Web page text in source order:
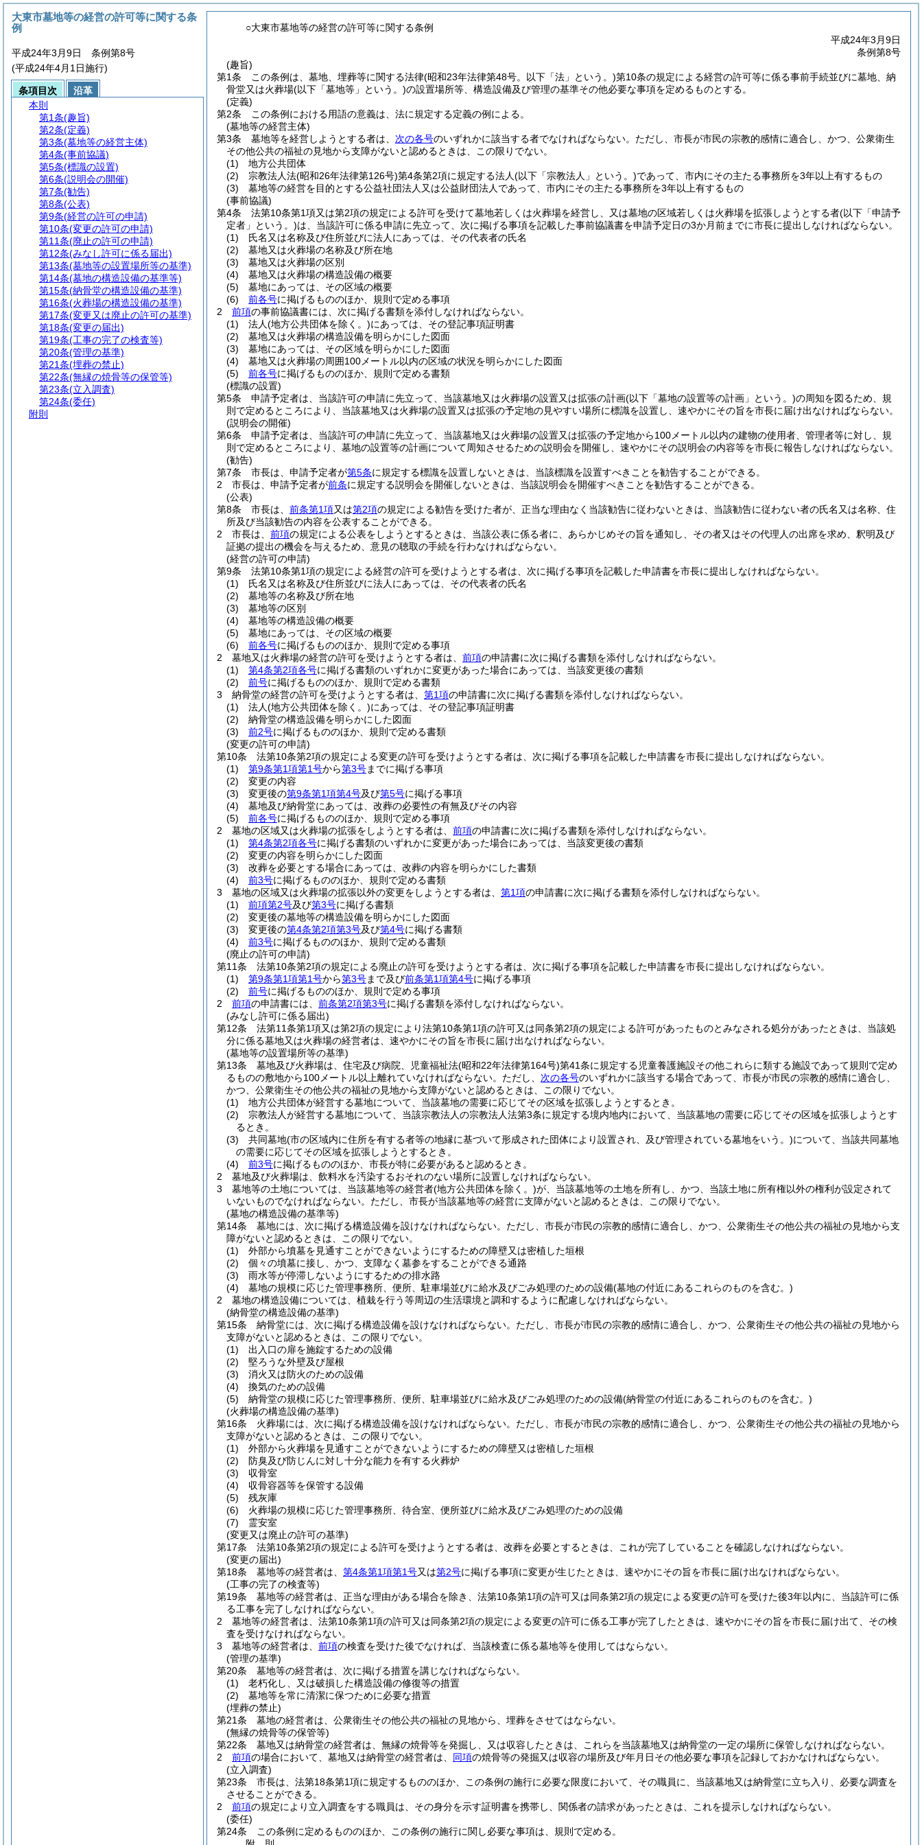
○大東市墓地等の経営の許可等に関する条例
平成24年3月9日
条例第8号
(趣旨)
第1条
この条例は、墓地、埋葬等に関する法律(昭和23年法律第48号。以下「法」という。)第10条の規定による経営の許可等に係る事前手続並びに墓地、納
骨堂又は火葬場(以下「墓地等」という。)の設置場所等、構造設備及び管理の基準その他必要な事項を定めるものとする。
(定義)
第2条
この条例における用語の意義は、法に規定する定義の例による。
(墓地等の経営主体)
第3条
墓地等を経営しようとする者は、 次の各号のいずれかに該当する者でなければならない。 ただし、市長が市民の宗教的感情に適合し、かつ、公衆衛生
その他公共の福祉の見地から支障がないと認めるときは、この限りでない。
(1)
地方公共団体
(2)
宗教法人法(昭和26年法律第126号)第4条第2項に規定する法人(以下「宗教法人」という。)であって、市内にその主たる事務所を3年以上有するもの
(3)
墓地等の経営を目的とする公益社団法人又は公益財団法人であって、市内にその主たる事務所を3年以上有するもの
(事前協議)
第4条
法第10条第1項又は第2項の規定による許可を受けて墓地若しくは火葬場を経営し、又は墓地の区域若しくは火葬場を拡張しようとする者(以下「申請予
定者」という。)は、当該許可に係る申請に先立って、次に掲げる事項を記載した事前協議書を申請予定日の3か月前までに市長に提出しなければならない。
(1)
氏名又は名称及び住所並びに法人にあっては、その代表者の氏名
(2)
墓地又は火葬場の名称及び所在地
(3)
墓地又は火葬場の区別
(4)
墓地又は火葬場の構造設備の概要
(5)
墓地にあっては、その区域の概要
(6)
前各号に掲げるもののほか、規則で定める事項
2
前項の事前協議書には、次に掲げる書類を添付しなければならない。
(1)
法人(地方公共団体を除く。)にあっては、その登記事項証明書
(2)
墓地又は火葬場の構造設備を明らかにした図面
(3)
墓地にあっては、その区域を明らかにした図面
(4)
墓地又は火葬場の周囲100メートル以内の区域の状況を明らかにした図面
(5)
前各号に掲げるもののほか、規則で定める書類
(標識の設置)
第5条
申請予定者は、当該許可の申請に先立って、当該墓地又は火葬場の設置又は拡張の計画(以下「墓地の設置等の計画」という。)の周知を図るため、規
則で定めるところにより、当該墓地又は火葬場の設置又は拡張の予定地の見やすい場所に標識を設置し、速やかにその旨を市長に届け出なければならない。
(説明会の開催)
第6条
申請予定者は、当該許可の申請に先立って、当該墓地又は火葬場の設置又は拡張の予定地から100メートル以内の建物の使用者、管理者等に対し、規
則で定めるところにより、墓地の設置等の計画について周知させるための説明会を開催し、速やかにその説明会の内容等を市長に報告しなければならない。
(勧告)
第7条
市長は、申請予定者が第5条に規定する標識を設置しないときは、当該標識を設置すべきことを勧告することができる。
2
市長は、申請予定者が前条に規定する説明会を開催しないときは、当該説明会を開催すべきことを勧告することができる。
(公表)
第8条
市長は、 前条第1項又は第2項の規定による勧告を受けた者が、正当な理由なく当該勧告に従わないときは、当該勧告に従わない者の氏名又は名称、住
所及び当該勧告の内容を公表することができる。
2
市長は、 前項の規定による公表をしようとするときは、当該公表に係る者に、あらかじめその旨を通知し、その者又はその代理人の出席を求め、釈明及び
証拠の提出の機会を与えるため、意見の聴取の手続を行わなければならない。
(経営の許可の申請)
第9条
法第10条第1項の規定による経営の許可を受けようとする者は、次に掲げる事項を記載した申請書を市長に提出しなければならない。
(1)
氏名又は名称及び住所並びに法人にあっては、その代表者の氏名
(2)
墓地等の名称及び所在地
(3)
墓地等の区別
(4)
墓地等の構造設備の概要
(5)
墓地にあっては、その区域の概要
(6)
前各号に掲げるもののほか、規則で定める事項
2
墓地又は火葬場の経営の許可を受けようとする者は、 前項の申請書に次に掲げる書類を添付しなければならない。
(1)
第4条第2項各号に掲げる書類のいずれかに変更があった場合にあっては、当該変更後の書類
(2)
前号に掲げるもののほか、規則で定める書類
3
納骨堂の経営の許可を受けようとする者は、 第1項の申請書に次に掲げる書類を添付しなければならない。
(1)
法人(地方公共団体を除く。)にあっては、その登記事項証明書
(2)
納骨堂の構造設備を明らかにした図面
(3)
前2号に掲げるもののほか、規則で定める書類
(変更の許可の申請)
第10条
法第10条第2項の規定による変更の許可を受けようとする者は、次に掲げる事項を記載した申請書を市長に提出しなければならない。
(1)
第9条第1項第1号から第3号までに掲げる事項
(2)
変更の内容
(3)
変更後の第9条第1項第4号及び第5号に掲げる事項
(4)
墓地及び納骨堂にあっては、改葬の必要性の有無及びその内容
(5)
前各号に掲げるもののほか、規則で定める事項
2
墓地の区域又は火葬場の拡張をしようとする者は、 前項の申請書に次に掲げる書類を添付しなければならない。
(1)
第4条第2項各号に掲げる書類のいずれかに変更があった場合にあっては、当該変更後の書類
(2)
変更の内容を明らかにした図面
(3)
改葬を必要とする場合にあっては、改葬の内容を明らかにした書類
(4)
前3号に掲げるもののほか、規則で定める書類
3
墓地の区域又は火葬場の拡張以外の変更をしようとする者は、 第1項の申請書に次に掲げる書類を添付しなければならない。
(1)
前項第2号及び第3号に掲げる書類
(2)
変更後の墓地等の構造設備を明らかにした図面
(3)
変更後の第4条第2項第3号及び第4号に掲げる書類
(4)
前3号に掲げるもののほか、規則で定める書類
(廃止の許可の申請)
第11条
法第10条第2項の規定による廃止の許可を受けようとする者は、次に掲げる事項を記載した申請書を市長に提出しなければならない。
(1)
第9条第1項第1号から第3号まで及び前条第1項第4号に掲げる事項
(2)
前号に掲げるもののほか、規則で定める事項
2
前項の申請書には、 前条第2項第3号に掲げる書類を添付しなければならない。
(みなし許可に係る届出)
第12条
法第11条第1項又は第2項の規定により法第10条第1項の許可又は同条第2項の規定による許可があったものとみなされる処分があったときは、当該処
分に係る墓地又は火葬場の経営者は、速やかにその旨を市長に届け出なければならない。
(墓地等の設置場所等の基準)
第13条
墓地及び火葬場は、住宅及び病院、児童福祉法(昭和22年法律第164号)第41条に規定する児童養護施設その他これらに類する施設であって規則で定め
るものの敷地から100メートル以上離れていなければならない。 ただし、 次の各号のいずれかに該当する場合であって、市長が市民の宗教的感情に適合し、
かつ、公衆衛生その他公共の福祉の見地から支障がないと認めるときは、この限りでない。
(1)
地方公共団体が経営する墓地について、当該墓地の需要に応じてその区域を拡張しようとするとき。
(2)
宗教法人が経営する墓地について、当該宗教法人の宗教法人法第3条に規定する境内地内において、当該墓地の需要に応じてその区域を拡張しようとす
るとき。
(3)
共同墓地(市の区域内に住所を有する者等の地縁に基づいて形成された団体により設置され、及び管理されている墓地をいう。)について、当該共同墓地
の需要に応じてその区域を拡張しようとするとき。
(4)
前3号に掲げるもののほか、市長が特に必要があると認めるとき。
2
墓地及び火葬場は、飲料水を汚染するおそれのない場所に設置しなければならない。
3
墓地等の土地については、当該墓地等の経営者(地方公共団体を除く。)が、当該墓地等の土地を所有し、かつ、当該土地に所有権以外の権利が設定されて
いないものでなければならない。 ただし、市長が当該墓地等の経営に支障がないと認めるときは、この限りでない。
(墓地の構造設備の基準等)
第14条
墓地には、次に掲げる構造設備を設けなければならない。 ただし、市長が市民の宗教的感情に適合し、かつ、公衆衛生その他公共の福祉の見地から支
障がないと認めるときは、この限りでない。
(1)
外部から墳墓を見通すことができないようにするための障壁又は密植した垣根
(2)
個々の墳墓に接し、かつ、支障なく墓参をすることができる通路
(3)
雨水等が停滞しないようにするための排水路
(4)
墓地の規模に応じた管理事務所、便所、駐車場並びに給水及びごみ処理のための設備(墓地の付近にあるこれらのものを含む。)
2
墓地の構造設備については、植栽を行う等周辺の生活環境と調和するように配慮しなければならない。
(納骨堂の構造設備の基準)
第15条
納骨堂には、次に掲げる構造設備を設けなければならない。 ただし、市長が市民の宗教的感情に適合し、かつ、公衆衛生その他公共の福祉の見地から
支障がないと認めるときは、この限りでない。
(1)
出入口の扉を施錠するための設備
(2)
堅ろうな外壁及び屋根
(3)
消火又は防火のための設備
(4)
換気のための設備
(5)
納骨堂の規模に応じた管理事務所、便所、駐車場並びに給水及びごみ処理のための設備(納骨堂の付近にあるこれらのものを含む。)
(火葬場の構造設備の基準)
第16条
火葬場には、次に掲げる構造設備を設けなければならない。 ただし、市長が市民の宗教的感情に適合し、かつ、公衆衛生その他公共の福祉の見地から
支障がないと認めるときは、この限りでない。
(1)
外部から火葬場を見通すことができないようにするための障壁又は密植した垣根
(2)
防臭及び防じんに対し十分な能力を有する火葬炉
(3)
収骨室
(4)
収骨容器等を保管する設備
(5)
残灰庫
(6)
火葬場の規模に応じた管理事務所、待合室、便所並びに給水及びごみ処理のための設備
(7)
霊安室
(変更又は廃止の許可の基準)
第17条
法第10条第2項の規定による許可を受けようとする者は、改葬を必要とするときは、これが完了していることを確認しなければならない。
(変更の届出)
第18条
墓地等の経営者は、 第4条第1項第1号又は第2号に掲げる事項に変更が生じたときは、速やかにその旨を市長に届け出なければならない。
(工事の完了の検査等)
第19条
墓地等の経営者は、正当な理由がある場合を除き、法第10条第1項の許可又は同条第2項の規定による変更の許可を受けた後3年以内に、当該許可に係
る工事を完了しなければならない。
2
墓地等の経営者は、法第10条第1項の許可又は同条第2項の規定による変更の許可に係る工事が完了したときは、速やかにその旨を市長に届け出て、その検
査を受けなければならない。
3
墓地等の経営者は、 前項の検査を受けた後でなければ、当該検査に係る墓地等を使用してはならない。
(管理の基準)
第20条
墓地等の経営者は、次に掲げる措置を講じなければならない。
(1)
老朽化し、又は破損した構造設備の修復等の措置
(2)
墓地等を常に清潔に保つために必要な措置
(埋葬の禁止)
第21条
墓地の経営者は、公衆衛生その他公共の福祉の見地から、埋葬をさせてはならない。
(無縁の焼骨等の保管等)
第22条
墓地又は納骨堂の経営者は、無縁の焼骨等を発掘し、又は収容したときは、これらを当該墓地又は納骨堂の一定の場所に保管しなければならない。
2
前項の場合において、墓地又は納骨堂の経営者は、 同項の焼骨等の発掘又は収容の場所及び年月日その他必要な事項を記録しておかなければならない。
(立入調査)
第23条
市長は、法第18条第1項に規定するもののほか、この条例の施行に必要な限度において、その職員に、当該墓地又は納骨堂に立ち入り、必要な調査を
させることができる。
2
前項の規定により立入調査をする職員は、その身分を示す証明書を携帯し、関係者の請求があったときは、これを提示しなければならない。
(委任)
第24条
この条例に定めるもののほか、この条例の施行に関し必要な事項は、規則で定める。
大東市墓地等の経営の許可等に関する条
例
平成24年3月9日 条例第8号
(平成24年4月1日施行)
条項目次
沿革
本則
第1条(趣旨)
第2条(定義)
第3条(墓地等の経営主体)
第4条(事前協議)
第5条(標識の設置)
第6条(説明会の開催)
第7条(勧告)
第8条(公表)
第9条(経営の許可の申請)
第10条(変更の許可の申請)
第11条(廃止の許可の申請)
第12条(みなし許可に係る届出)
第13条(墓地等の設置場所等の基準)
第14条(墓地の構造設備の基準等)
第15条(納骨堂の構造設備の基準)
第16条(火葬場の構造設備の基準)
第17条(変更又は廃止の許可の基準)
第18条(変更の届出)
第19条(工事の完了の検査等)
第20条(管理の基準)
第21条(埋葬の禁止)
第22条(無縁の焼骨等の保管等)
第23条(立入調査)
第24条(委任)
附則